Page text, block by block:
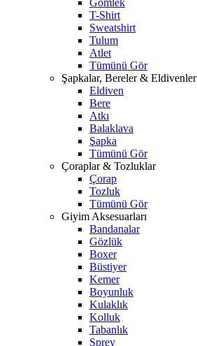
Gömlek
T-Shirt
Sweatshirt
Tulum
Atlet
Tümünü Gör
Şapkalar, Bereler & Eldivenler
Eldiven
Bere
Atkı
Balaklava
Şapka
Tümünü Gör
Çoraplar & Tozluklar
Çorap
Tozluk
Tümünü Gör
Giyim Aksesuarları
Bandanalar
Gözlük
Boxer
Büstiyer
Kemer
Boyunluk
Kulaklık
Kolluk
Tabanlık
Sprey